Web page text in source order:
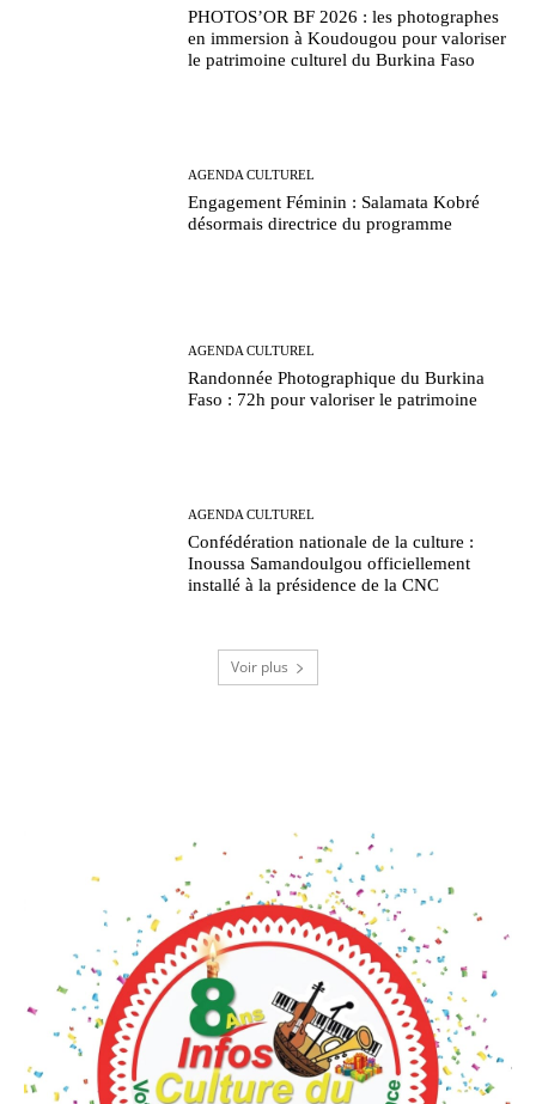
PHOTOS’OR BF 2026 : les photographes
en immersion à Koudougou pour valoriser
le patrimoine culturel du Burkina Faso
AGENDA CULTUREL
Engagement Féminin : Salamata Kobré
désormais directrice du programme
AGENDA CULTUREL
Randonnée Photographique du Burkina
Faso : 72h pour valoriser le patrimoine
AGENDA CULTUREL
Confédération nationale de la culture :
Inoussa Samandoulgou officiellement
installé à la présidence de la CNC
Voir plus